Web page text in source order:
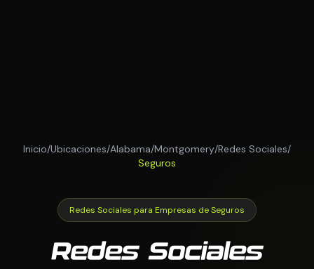
Inicio/Ubicaciones/Alabama/Montgomery/Redes Sociales/
Seguros
Redes Sociales para Empresas de Seguros
Redes Sociales